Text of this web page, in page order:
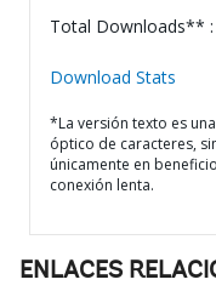
Total Downloads** :
Download Stats
*La versión texto es
óptico de caracteres,
únicamente en
conexión lenta.
ENLACES